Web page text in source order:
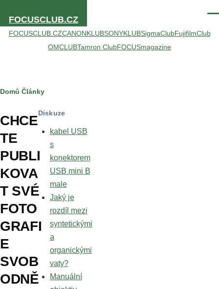
FOCUSCLUB.CZ
FOCUSCLUB.CZCANONKLUBSONYKLUBSigmaClubFujifilmClub
OMCLUBTamron ClubFOCUSmagazine
Drobečková
navigace
Domů Články
CHCE
TE
PUBLI
KOVA
T SVÉ
FOTO
GRAFI
E
SVOB
ODNĚ
Diskuze
kabel USB
s
konektorem
USB mini B
male
Jaký je
rozdíl mezi
syntetickými
a
organickými
vaty?
Manuální